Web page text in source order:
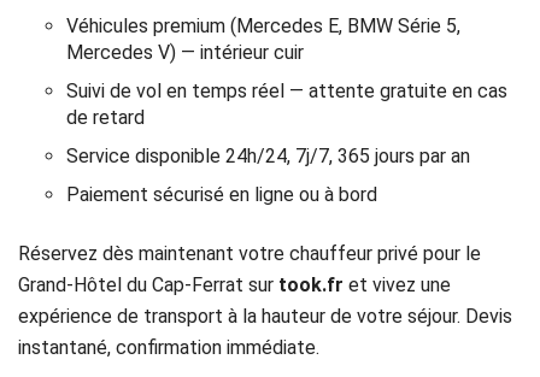
Véhicules premium (Mercedes E, BMW Série 5,
Mercedes V) — intérieur cuir
Suivi de vol en temps réel — attente gratuite en cas
de retard
Service disponible 24h/24, 7j/7, 365 jours par an
Paiement sécurisé en ligne ou à bord
Réservez dès maintenant votre chauffeur privé pour le
Grand-Hôtel du Cap-Ferrat sur took.fr et vivez une
expérience de transport à la hauteur de votre séjour. Devis
instantané, confirmation immédiate.